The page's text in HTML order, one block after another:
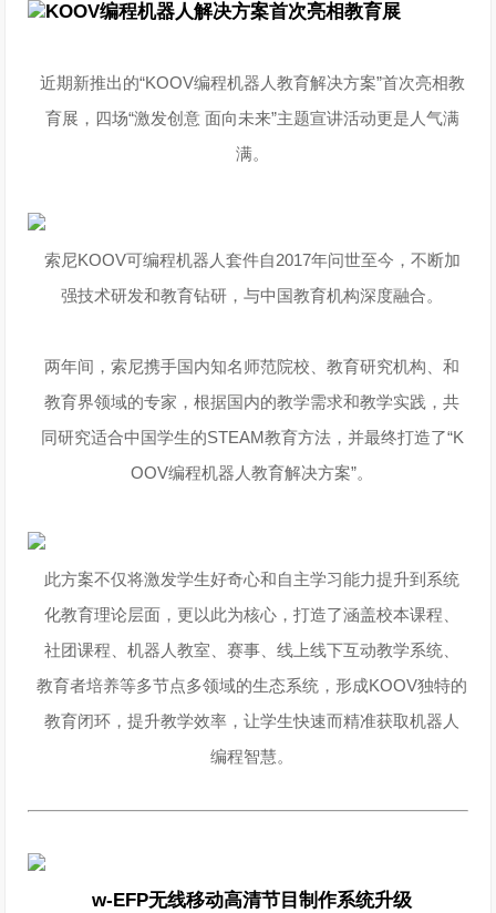
KOOV编程机器人解决方案首次亮相教育展
近期新推出的“KOOV编程机器人教育解决方案”首次亮相教
育展，四场“激发创意 面向未来”主题宣讲活动更是人气满
满。
索尼KOOV可编程机器人套件自2017年问世至今，不断加
强技术研发和教育钻研，与中国教育机构深度融合。
两年间，索尼携手国内知名师范院校、教育研究机构、和
教育界领域的专家，根据国内的教学需求和教学实践，共
同研究适合中国学生的STEAM教育方法，并最终打造了“K
OOV编程机器人教育解决方案”。
此方案不仅将激发学生好奇心和自主学习能力提升到系统
化教育理论层面，更以此为核心，打造了涵盖校本课程、
社团课程、机器人教室、赛事、线上线下互动教学系统、
教育者培养等多节点多领域的生态系统，形成KOOV独特的
教育闭环，提升教学效率，让学生快速而精准获取机器人
编程智慧。
w-EFP无线移动高清节目制作系统升级